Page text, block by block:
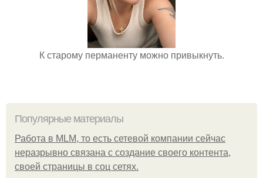
К старому перманенту можно привыкнуть.
Популярные материалы
Работа в MLM, то есть сетевой компании сейчас
неразрывно связана с создание своего контента,
своей страницы в соц сетях.